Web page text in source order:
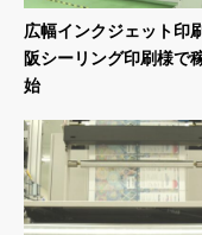
広幅インクジェット印
阪シーリング印刷様で
始